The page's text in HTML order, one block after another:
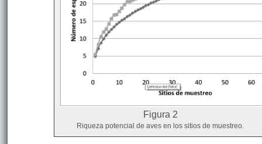
Pheuticus
chrysogaster
Huiracchuro
Fringillidae
Euphonia
cyanocephala
Eufonia
Total
Figura 2
Riqueza potencial de aves en los sitios de muestreo.